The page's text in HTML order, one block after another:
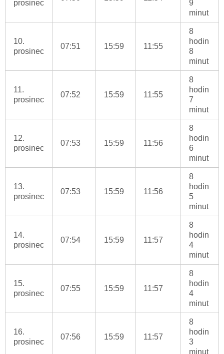
prosinec
9
minut
10.
prosinec
07:51 15:59 11:55
8
hodin
8
minut
11.
prosinec
07:52 15:59 11:55
8
hodin
7
minut
12.
prosinec
07:53 15:59 11:56
8
hodin
6
minut
13.
prosinec
07:53 15:59 11:56
8
hodin
5
minut
14.
prosinec
07:54 15:59 11:57
8
hodin
4
minut
15.
prosinec
07:55 15:59 11:57
8
hodin
4
minut
16.
prosinec
07:56 15:59 11:57
8
hodin
3
minut